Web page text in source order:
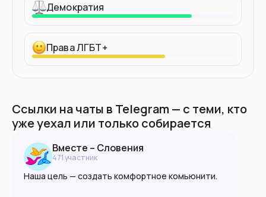
Демократия
Права ЛГБТ+
Ссылки на чаты в Telegram — с теми, кто
уже уехал или только собирается
Вместе – Словения
471участник
Наша цель — создать комфортное комьюнити.